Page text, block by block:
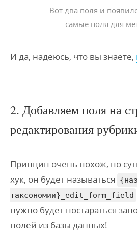
Вот два поля и
самые поля для
И да, надеюсь, что вы знаете,
2. Добавляем поля на
редактирования
Принцип очень похож, по
хук, он будет называться
таксономии}_edit_form_field
нужно будет постараться
полей из базы данных!